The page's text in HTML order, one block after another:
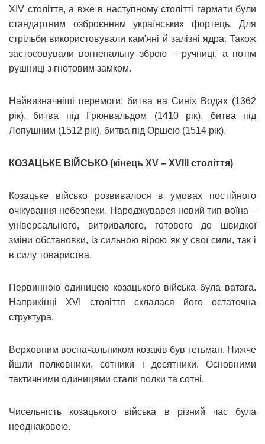
XIV століття, а вже в наступному столітті гармати були
стандартним озброєнням українських фортець. Для
стрільби використовували кам'яні й залізні ядра. Також
застосовували вогнепальну зброю – ручниці, а потім
рушниці з гнотовим замком.
Найвизначніші перемоги: битва на Синіх Водах (1362
рік), битва під Грюнвальдом (1410 рік), битва під
Лопушним (1512 рік), битва під Оршею (1514 рік).
КОЗАЦЬКЕ ВІЙСЬКО (кінець XV – XVІІІ століття)
Козацьке військо розвивалося в умовах постійного
очікування небезпеки. Народжувався новий тип воїна –
універсального, витривалого, готового до швидкої
зміни обстановки, із сильною вірою як у свої сили, так і
в силу товариства.
Первинною одиницею козацького війська була ватага.
Наприкінці XVI століття склалася його остаточна
структура.
Верховним воєначальником козаків був гетьман. Нижче
йшли полковники, сотники і десятники. Основними
тактичними одиницями стали полки та сотні.
Чисельність козацького війська в різний час була
неоднаковою.